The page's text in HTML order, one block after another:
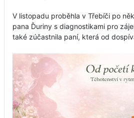
V listopadu proběhla v Třebíči po
pana Ďuriny s diagnostikami pro
také zúčastnila paní, která od